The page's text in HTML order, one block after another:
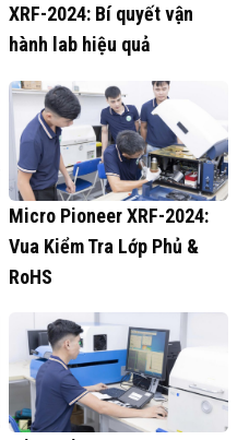
XRF-2024: Bí quyết vận
hành lab hiệu quả
Micro Pioneer XRF-2024:
Vua Kiểm Tra Lớp Phủ &
RoHS